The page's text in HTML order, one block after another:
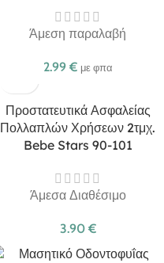
Άμεση παραλαβή
2.99 € με φπα
Προστατευτικά Ασφαλείας
Πολλαπλών Χρήσεων 2τμχ.
Bebe Stars 90-101
Άμεσα Διαθέσιμο
3.90 €